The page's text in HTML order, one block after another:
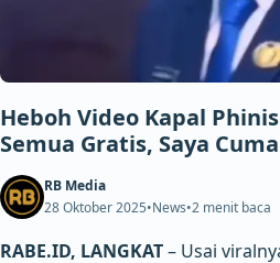
Heboh Video Kapal
Semua Gratis, Saya
RB Media
28 Oktober 2025•News•2 menit baca
RABE.ID, LANGKAT– Usai